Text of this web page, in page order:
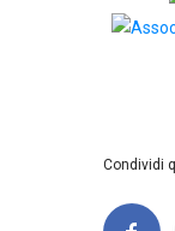
Condividi